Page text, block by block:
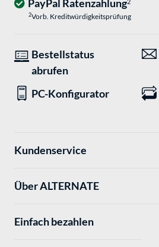
PayPal Ratenzahlung2
2Vorb. Kreditwürdigkeitsprüfung
Bestellstatus
abrufen
PC-Konfigurator
Kundenservice
Über ALTERNATE
Einfach bezahlen